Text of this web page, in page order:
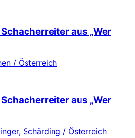
aus „Wer
/ Österreich
aus „Wer
Schärding / Österreich